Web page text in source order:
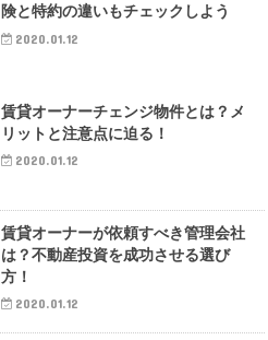
険と特約の違いもチェックしよう
2020.01.12
賃貸オーナーチェンジ物件とは？メ
リットと注意点に迫る！
2020.01.12
賃貸オーナーが依頼すべき管理会社
は？不動産投資を成功させる選び
方！
2020.01.12